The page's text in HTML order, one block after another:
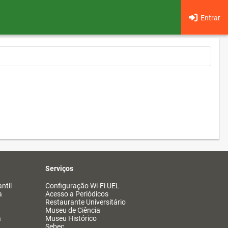
Entrar
Serviços
Configuração Wi-Fi UEL
Acesso a Periódicos
Restaurante Universitário
Museu de Ciência
Museu Histórico